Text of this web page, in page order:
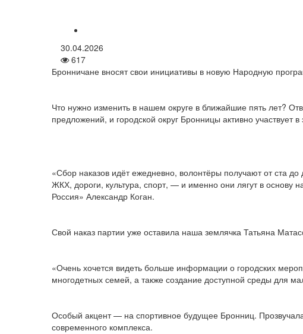
30.04.2026
617
Бронничане вносят свои инициативы в новую Народную
Что нужно изменить в нашем округе в ближайшие пять лет?
предложений, и городской округ Бронницы активно участвует в
«Сбор наказов идёт ежедневно, волонтёры получают от ста
ЖКХ, дороги, культура, спорт, — и именно они лягут в
Россия» Александр Коган.
Свой наказ партии уже оставила наша землячка Татьяна
«Очень хочется видеть больше информации о городских
многодетных семей, а также создание доступной среды для
Особый акцент — на спортивное будущее Бронниц.
современного комплекса.